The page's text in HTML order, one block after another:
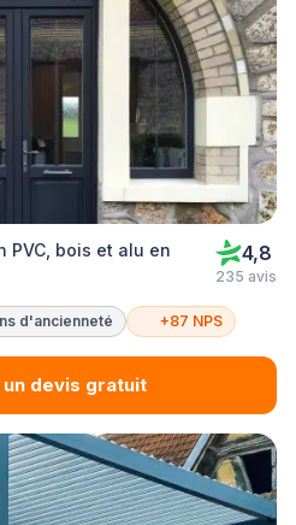
PVC, bois et alu en
4,8
235 avis
d'ancienneté +87 NPS
un devis gratuit